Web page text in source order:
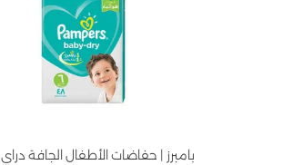
بامبرز | حفاضات الأطفال الجافة دراي